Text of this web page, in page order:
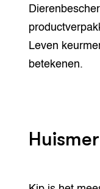
Leven
betekenen.